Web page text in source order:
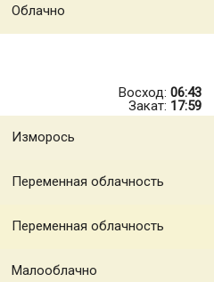
Облачно
Восход: 06:43
Закат: 17:59
Изморось
Переменная облачность
Переменная облачность
Малооблачно